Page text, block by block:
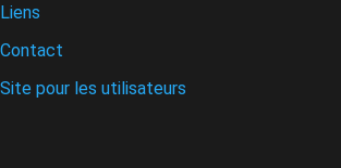
Liens
Contact
Site pour les utilisateurs